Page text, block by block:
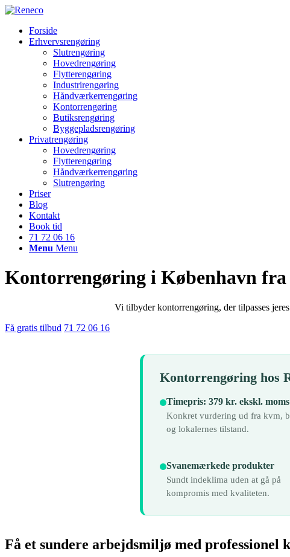
Forside
Erhvervsrengøring
Slutrengøring
Hovedrengøring
Flytterengøring
Industrirengøring
Håndværkerrengøring
Kontorrengøring
Butiksrengøring
Byggepladsrengøring
Privatrengøring
Hovedrengøring
Flytterengøring
Håndværkerrengøring
Slutrengøring
Priser
Blog
Kontakt
Book tid
71 72 06 16
Menu Menu
Kontorrengøring i København
Vi tilbyder kontorrengøring, der tilpasses
Få gratis tilbud 71 72 06 16
Kontorrengøring hos
Timepris: 379 kr. ekskl. moms
Konkret vurdering ud fra kvm,
og lokalernes tilstand.
Svanemærkede produkter
Sundt indeklima uden at gå på
kompromis med kvaliteten.
Få et sundere arbejdsmiljø med professionel